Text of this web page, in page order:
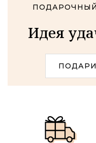
Идея